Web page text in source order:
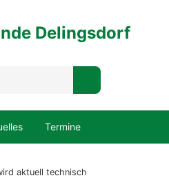
Delingsdorf
Termine
aktuell technisch